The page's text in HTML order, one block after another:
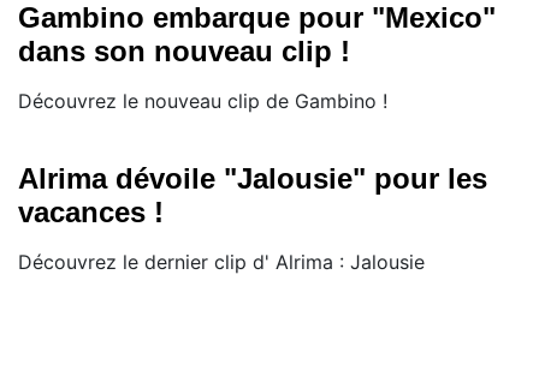
Gambino embarque pour "Mexico"
dans son nouveau clip !
Découvrez le nouveau clip de Gambino !
Alrima dévoile "Jalousie" pour les
vacances !
Découvrez le dernier clip d' Alrima : Jalousie